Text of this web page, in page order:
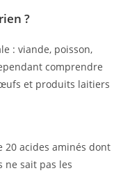
?
: viande, poisson,
comprendre
et produits laitiers
20 acides aminés dont
ne sait pas les